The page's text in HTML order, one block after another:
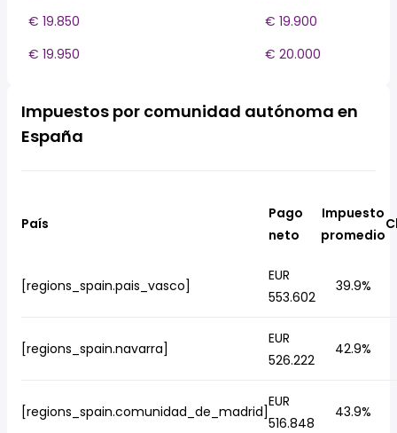
€ 19.850
€ 19.900
€ 19.950
€ 20.000
Impuestos por comunidad autónoma en
España
País
Pago
neto
Impuesto
promedio
[regions_spain.pais_vasco]
EUR
553.602
39.9%
[regions_spain.navarra]
EUR
526.222
42.9%
[regions_spain.comunidad_de_madrid]
EUR
516.848
43.9%